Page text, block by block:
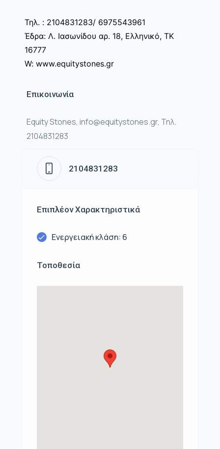
Τηλ. : 2104831283/ 6975543961
Έδρα: Λ. Ιασωνίδου αρ. 18, Ελληνικό, ΤΚ
16777
W: www.equitystones.gr
Επικοινωνία
Equity Stones, info@equitystones.gr, Τηλ.
2104831283
2104831283
Επιπλέον Χαρακτηριστικά
Ενεργειακή κλάση: 6
Τοποθεσία